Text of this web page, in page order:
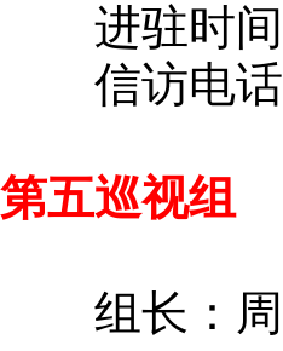
进驻时间
信访电话
第五巡视组
组长：周